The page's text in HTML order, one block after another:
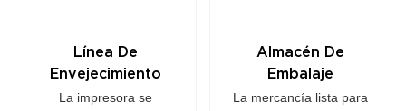
Línea De
Envejecimiento
La impresora se
Almacén De
Embalaje
La mercancía lista para